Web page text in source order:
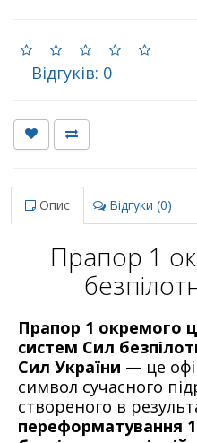
Відгуків: 0
Опис Відгуки (0)
Прапор 1
Прапор 1 окремого
систем Сил
Сил України — це
символ сучасного
створеного в
переформатування